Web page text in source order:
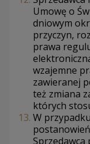
Umowę o
dniowym
przyczyn,
prawa
wzajemne
zawieranej
też zmiana
których
W